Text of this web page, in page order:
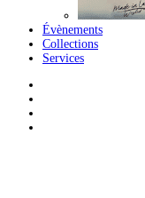
Évènements
Collections
Services